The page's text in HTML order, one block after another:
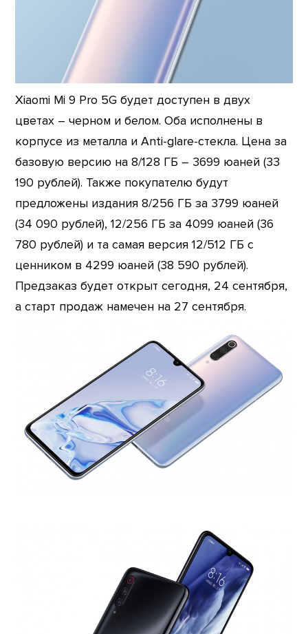
Xiaomi Mi 9 Pro 5G будет доступен в двух
цветах – черном и белом. Оба исполнены в
корпусе из металла и Anti-glare-стекла. Цена за
базовую версию на 8/128 ГБ – 3699 юаней (33
190 рублей). Также покупателю будут
предложены издания 8/256 ГБ за 3799 юаней
(34 090 рублей), 12/256 ГБ за 4099 юаней (36
780 рублей) и та самая версия 12/512 ГБ с
ценником в 4299 юаней (38 590 рублей).
Предзаказ будет открыт сегодня, 24 сентября,
а старт продаж намечен на 27 сентября.